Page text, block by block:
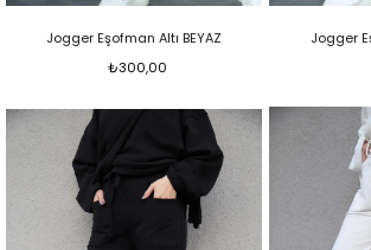
Jogger Eşofman Altı BEYAZ
₺300,00
Jogger